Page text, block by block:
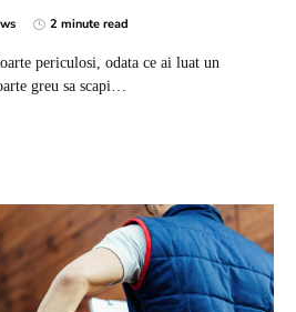
2 minute read
periculosi, odata ce ai luat un
greu sa scapi…